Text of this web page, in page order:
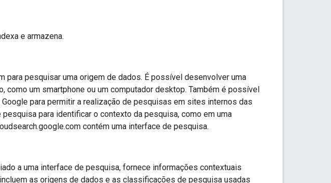
e armazena.
para pesquisar uma origem de dados. É possível desenvolver uma
como um smartphone ou um computador desktop. Também é possível
para permitir a realização de pesquisas em sites internos das
pesquisa para identificar o contexto da pesquisa, como em uma
contém uma interface de pesquisa.
a uma interface de pesquisa, fornece informações contextuais
as origens de dados e as classificações de pesquisa usadas